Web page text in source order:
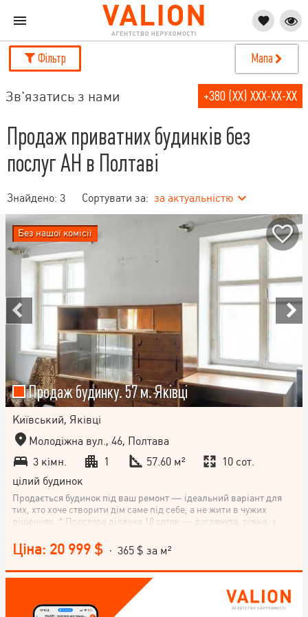
Фільтр Мапа
Зв'язатись з нами +380 (XX) XXX-XX-XX
Продаж приватних будинків без
послуг АН в Полтаві
Знайдено: 3 Сортувати за: за актуальністю
Продаж будинку. 57 м. Яківці
Київський, Яківці
Молодіжна вул., 46, Полтава
3 кімн.
1 57.60 м²
10 сот.
цілий будинок
Продається будинок під ваш ремонт — ідеальний варіант для
тих, хто хоче створити дім саме під себе, а не жити в чужих
рішеннях. * Простора ділянка 10 соток — доглянута, рівна, з
легко уявити літні вечори, каву на терасі й затишні сімейні
свята. * Усі комунікації вже є: газ у будинку та літній кухні вода
на ділянці готовий септик Гараж та літня кухня — для зручності
й господарських потреб. Приємна ціна — рідкісна можливість
придбати дім із ділянкою за вигідними умовами. Телефонуйте та
записуйтесь на перегляд — цей будинок чекає на своїх нових
Ціна: 20 999 $ · 365 $ за м²
Без нашої комісії